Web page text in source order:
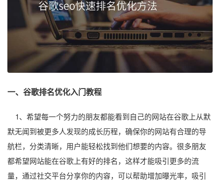
一、 谷歌排名优化入门教程
1、希望每一个努力的朋友都能看到自己的网站在谷歌上从默
默无闻到被更多人发现的成长历程，确保你的网站有合理的导
航栏，分类清晰，用户能轻松找到他们想要的内容。很多朋友
都希望网站能在谷歌上有好的排名，这样才能吸引更多的流
量，通过社交平台分享你的内容，可以帮助增加曝光率，吸引